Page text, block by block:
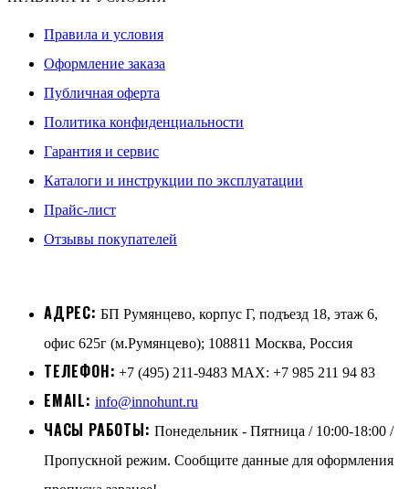
Правила и условия
Оформление заказа
Публичная оферта
Политика конфиденциальности
Гарантия и сервис
Каталоги и инструкции по эксплуатации
Прайс-лист
Отзывы покупателей
АДРЕС: БП Румянцево, корпус Г, подъезд 18, этаж 6,
офис 625г (м.Румянцево); 108811 Москва, Россия
ТЕЛЕФОН: +7 (495) 211-9483 MAX: +7 985 211 94 83
EMAIL: info@innohunt.ru
ЧАСЫ РАБОТЫ: Понедельник - Пятница / 10:00-18:00 /
Пропускной режим. Сообщите данные для оформления